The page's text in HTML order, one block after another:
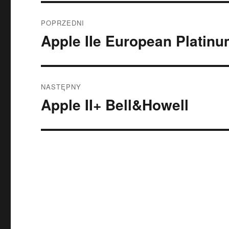
wpisu
POPRZEDNI
Poprzedni
wpis:
Apple IIe European
NASTĘPNY
Następny
wpis:
Apple II+ Bell&Howell